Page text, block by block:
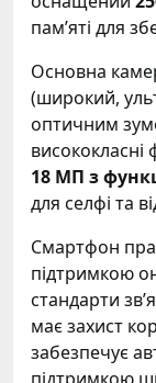
пам’яті для
Основна
(широкий,
оптичним
18 МП з
для селфі та
Смартфон
підтримкою
стандарти
має захист
забезпечує